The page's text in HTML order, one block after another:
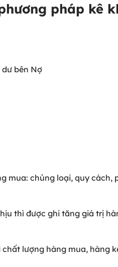
pháp kê
bên Nợ
mua: chủng loại, quy cách,
thì được ghi tăng giá trị
lượng hàng mua, hàng